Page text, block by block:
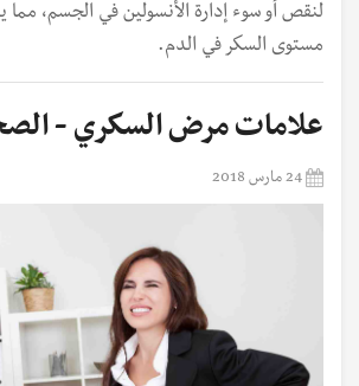
لنقص أو سوء إدارة الأنسولين في الجسم، مما
مستوى السكر في الدم.
علامات مرض السكري -
24 مارس 2018